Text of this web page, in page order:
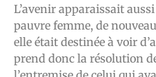
L’avenir apparaissait
pauvre femme, de
elle était destinée à voir
prend donc la résolution